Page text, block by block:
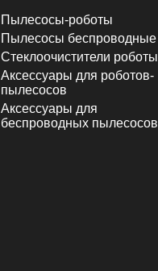
Пылесосы-роботы
Пылесосы беспроводные
Стеклоочистители роботы
Аксессуары для роботов-
пылесосов
Аксессуары для
беспроводных пылесосов